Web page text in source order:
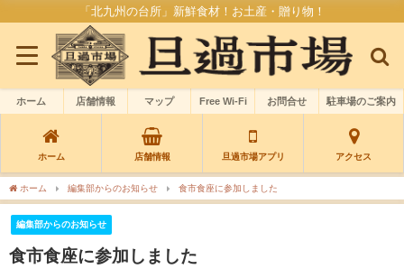
「北九州の台所」新鮮食材！お土産・贈り物！
ホーム 店舗情報 マップ Free Wi-Fi お問合せ 駐車場のご案内
ホーム 店舗情報 旦過市場アプリ アクセス
ホーム 編集部からのお知らせ 食市食座に参加しました
編集部からのお知らせ
食市食座に参加しました